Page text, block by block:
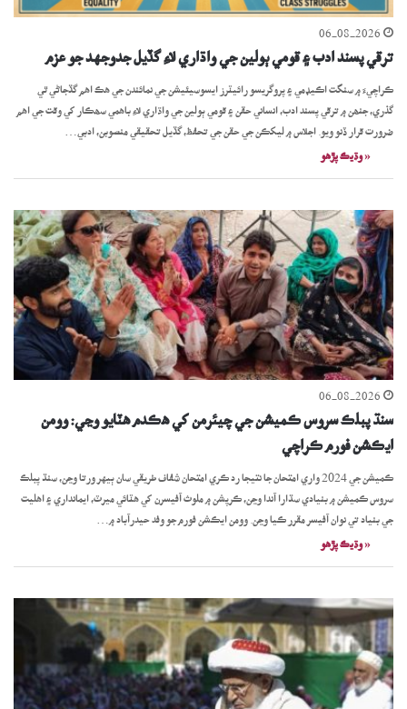
06-08-2026
ترقي پسند ادب ۽ قومي ٻولين جي واڌاري لاءِ گڏيل جدوجهد جو عزم
ڪراچيءَ ۾ سنگت اڪيڊمي ۽ پروگريسو رائيٽرز ايسوسيئيشن جي نمائندن جي ھڪ اھم گڏجاڻي ٿي
گذري، جنھن ۾ ترقي پسند ادب، انساني حقن ۽ قومي ٻولين جي واڌاري لاءِ باھمي سھڪار کي وقت جي اھم
ضرورت قرار ڏنو ويو. اجلاس ۾ ليکڪن جي حقن جي تحفظ، گڏيل تحقيقي منصوبن، ادبي…
« وڌيڪ پڙھو
06-08-2026
سنڌ پبلڪ سروس ڪميشن جي چيئرمن کي ھڪدم ھٽايو وڃي: وومن
ايڪشن فورم ڪراچي
ڪميشن جي 2024 واري امتحان جا نتيجا رد ڪري امتحان شفاف طريقي سان ٻيهر ورتا وڃن، سنڌ پبلڪ
سروس ڪميشن ۾ بنيادي سڌارا آندا وڃن، ڪرپشن ۾ ملوث آفيسرن کي هٽائي ميرٽ، ايمانداري ۽ اهليت
جي بنياد تي نوان آفيسر مقرر ڪيا وڃن. وومن ايڪشن فورم جو وفد حيدرآباد ۾…
« وڌيڪ پڙھو